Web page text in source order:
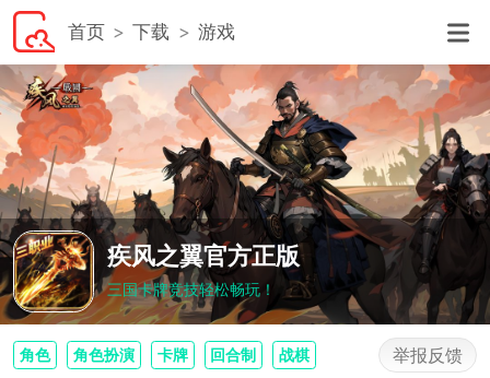
首页 下载 游戏
疾风之翼官方正版
三国卡牌竞技轻松畅玩！
角色 角色扮演 卡牌 回合制 战棋 举报反馈